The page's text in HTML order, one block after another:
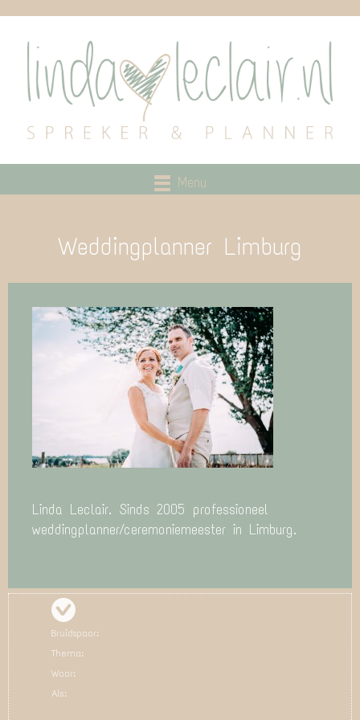
Menu
Weddingplanner Limburg
Linda Leclair. Sinds 2005 professioneel
weddingplanner/ceremoniemeester in Limburg.
Bruidspaar:
Thema:
Waar:
Als: